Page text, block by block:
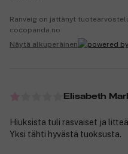
Ranveig on jättänyt
cocopanda.no
Näytä alkuperäinen
Elisabeth
Hiuksista tuli rasvaiset ja
Yksi tähti hyvästä tuoksusta.